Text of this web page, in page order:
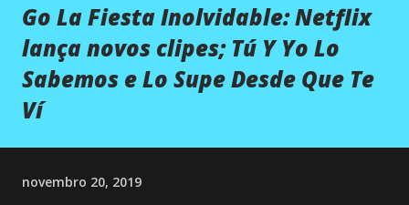
Go La Fiesta Inolvidable: Netflix
lança novos clipes; Tú Y Yo Lo
Sabemos e Lo Supe Desde Que Te
Ví
novembro 20, 2019